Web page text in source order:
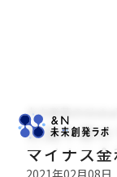
木内登英の
英国中銀
マイナス
2021年02月08日